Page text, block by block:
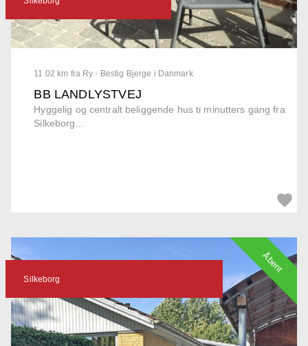
11.02 km fra Ry - Bestig Bjerge i Danmark
BB LANDLYSTVEJ
Hyggelig og centralt beliggende hus ti minutters gang fra
Silkeborg...
Silkeborg
Åbent